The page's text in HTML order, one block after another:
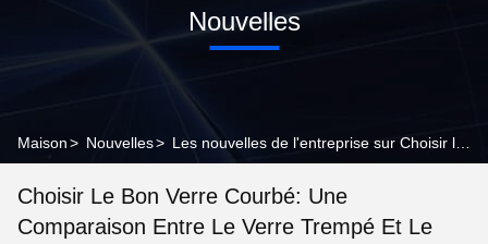
Nouvelles
Maison> Nouvelles>
Choisir Le Bon Verre Courbé: Une
Comparaison Entre Le Verre Trempé Et Le